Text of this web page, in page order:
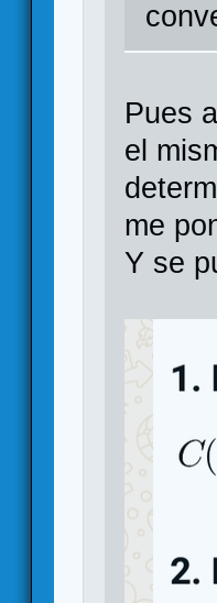
Pues
el
me
Y se